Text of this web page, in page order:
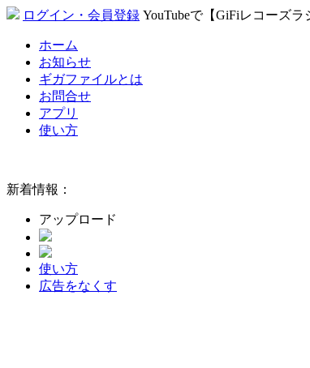
ログイン・会員登録 YouTubeで【GiFiレコーズラ
ホーム
お知らせ
ギガファイルとは
お問合せ
アプリ
使い方
新着情報：
アップロード
使い方
広告をなくす